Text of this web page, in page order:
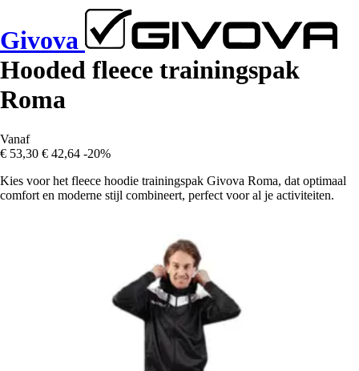
Givova
Hooded fleece trainingspak
Roma
Vanaf
€ 53,30 € 42,64 -20%
Kies voor het fleece hoodie trainingspak Givova Roma, dat optimaal
comfort en moderne stijl combineert, perfect voor al je activiteiten.